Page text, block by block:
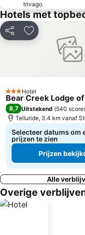
trivago.
Hotels met
Delen Toevoegen aan
3 Sterren
Hotel
Bear Creek Lodge
8,7 Uitstekend (540
Telluride, 3.4 km vanaf
Selecteer datums om
prijzen te zien
Prijzen
Alle
Overige